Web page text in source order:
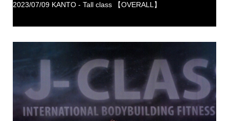
2023/07/09 KANTO - Tall class 【OVERALL】